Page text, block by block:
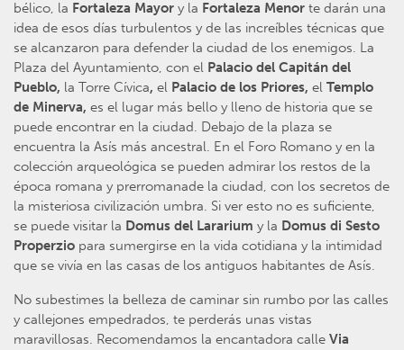
bélico, la Fortaleza Mayor y la Fortaleza Menor te darán una
idea de esos días turbulentos y de las increíbles técnicas que
se alcanzaron para defender la ciudad de los enemigos. La
Plaza del Ayuntamiento, con el Palacio del Capitán del
Pueblo, la Torre Cívica, el Palacio de los Priores, el Templo
de Minerva, es el lugar más bello y lleno de historia que se
puede encontrar en la ciudad. Debajo de la plaza se
encuentra la Asís más ancestral. En el Foro Romano y en la
colección arqueológica se pueden admirar los restos de la
época romana y prerromanade la ciudad, con los secretos de
la misteriosa civilización umbra. Si ver esto no es suficiente,
se puede visitar la Domus del Lararium y la Domus di Sesto
Properzio para sumergirse en la vida cotidiana y la intimidad
que se vivía en las casas de los antiguos habitantes de Asís.
No subestimes la belleza de caminar sin rumbo por las calles
y callejones empedrados, te perderás unas vistas
maravillosas. Recomendamos la encantadora calle Via